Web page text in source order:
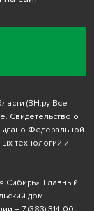
(ВН.ру Все
Свидетельство о
Федеральной
технологий и
Сибирь». Главный
дом